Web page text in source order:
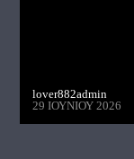
lover882admin
29 ΙΟΥΝΊΟΥ 2026